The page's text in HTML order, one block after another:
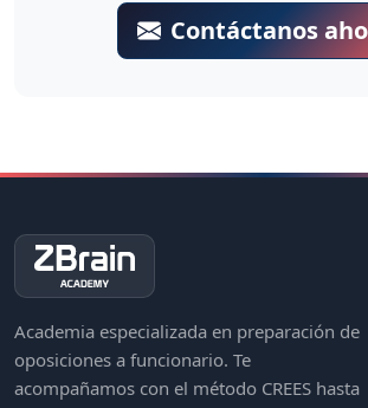
Contáctanos
Academia especializada en preparación de
oposiciones a funcionario. Te
acompañamos con el método CREES hasta